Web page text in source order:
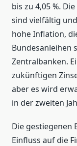
bis zu 4,05 %.
sind vielfältig
hohe Inflation,
Bundesanleihen
Zentralbanken.
zukünftigen
aber es wird
in der zweiten
Die gestiegenen
Einfluss auf die